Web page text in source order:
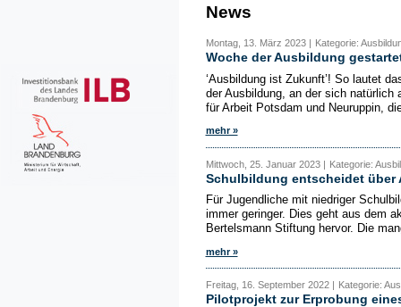
News
Montag, 13. März 2023 | Kategorie:
Woche der Ausbildung
‘Ausbildung ist Zukunft’! So lautet
der Ausbildung, an der sich natürlich
für Arbeit Potsdam und Neuruppin,
mehr »
Mittwoch, 25. Januar 2023 | Kategorie:
Schulbildung entscheidet über
Für Jugendliche mit niedriger
immer geringer. Dies geht aus dem
Bertelsmann Stiftung hervor. Die
mehr »
Freitag, 16. September 2022 | Kategorie:
Pilotprojekt zur Erprobung